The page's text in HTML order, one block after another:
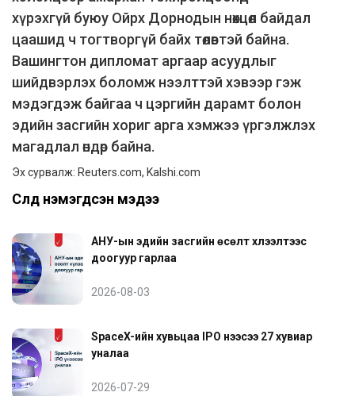
хүрэхгүй буюу Ойрх Дорнодын нөхцөл байдал
цаашид ч тогтворгүй байх төлөвтэй байна.
Вашингтон дипломат аргаар асуудлыг
шийдвэрлэх боломж нээлттэй хэвээр гэж
мэдэгдэж байгаа ч цэргийн дарамт болон
эдийн засгийн хориг арга хэмжээ үргэлжлэх
магадлал өндөр байна.
Эх сурвалж: Reuters.com, Kalshi.com
Сүүлд нэмэгдсэн мэдээ
АНУ-ын эдийн засгийн өсөлт хүлээлтээс
доогуур гарлаа
2026-08-03
SpaceX-ийн хувьцаа IPO үнээсээ 27 хувиар
уналаа
2026-07-29